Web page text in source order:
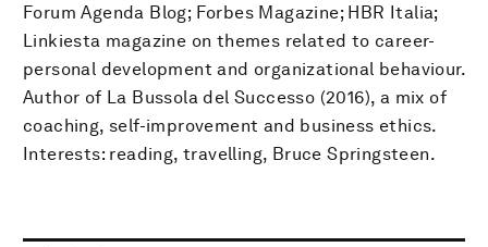
Forum Agenda Blog; Forbes Magazine; HBR Italia;
Linkiesta magazine on themes related to career-
personal development and organizational behaviour.
Author of La Bussola del Successo (2016), a mix of
coaching, self-improvement and business ethics.
Interests: reading, travelling, Bruce Springsteen.